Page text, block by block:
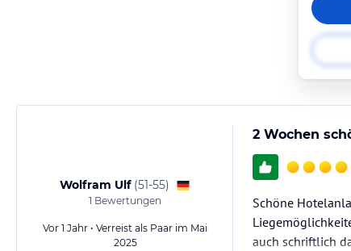
Wolfram Ulf (51-55)
1 Bewertungen
Vor 1 Jahr • Verreist als Paar im Mai
2025
2 Wochen
Schöne
auch schriftlich